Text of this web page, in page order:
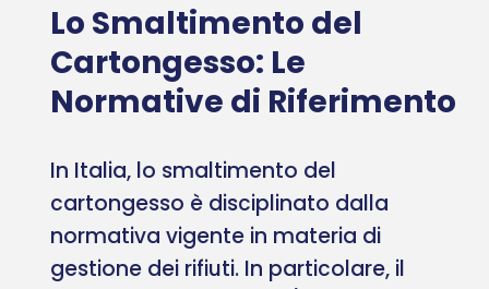
Lo Smaltimento del
Cartongesso: Le
Normative di Riferimento
In Italia, lo smaltimento del
cartongesso è disciplinato dalla
normativa vigente in materia di
gestione dei rifiuti. In particolare, il